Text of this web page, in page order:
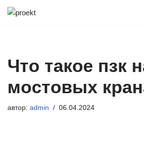
Что такое пзк
мостовых
автор: admin 06.04.2024